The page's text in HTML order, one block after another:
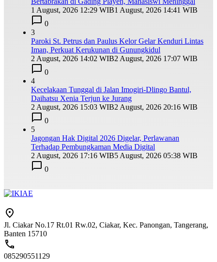
1 August, 2026 12:29 WIB1 August, 2026 14:41 WIB
0
3
Paroki St. Petrus dan Paulus Kelor Gelar Kenduri Lintas
Iman, Perkuat Kerukunan di Gunungkidul
2 August, 2026 14:02 WIB2 August, 2026 17:07 WIB
0
4
Kecelakaan Tunggal di Jalan Imogiri-Dlingo Bantul,
Daihatsu Xenia Terjun ke Jurang
2 August, 2026 15:03 WIB2 August, 2026 20:16 WIB
0
5
Jagongan Hak Digital 2026 Digelar, Perlawanan
Terhadap Pembungkaman Media Digital
2 August, 2026 17:16 WIB5 August, 2026 05:38 WIB
0
Jl. Ciakar No.17 Rt.01 Rw.02, Ciakar, Kec. Panongan, Tangerang,
Banten 15710
085290551129